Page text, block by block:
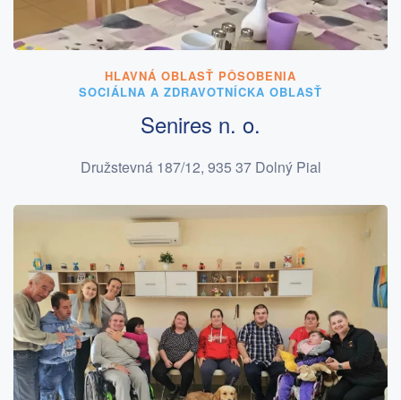
HLAVNÁ OBLASŤ PÔSOBENIA
SOCIÁLNA A ZDRAVOTNÍCKA OBLASŤ
Senires n. o.
Družstevná 187/12, 935 37 Dolný Pial